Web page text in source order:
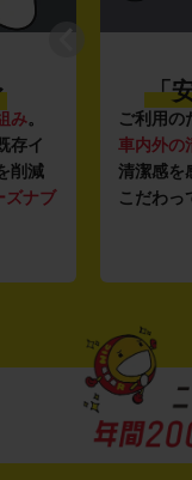
み。
存イ
削減
ズナブ
「
ご利用の
車内外の
清潔感を
こだわっ